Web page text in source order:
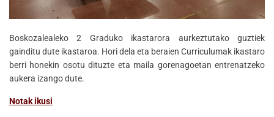
Boskozalealeko 2 Graduko ikastarora aurkeztutako guztiek
gainditu dute ikastaroa. Hori dela eta beraien Curriculumak ikastaro
berri honekin osotu dituzte eta maila gorenagoetan entrenatzeko
aukera izango dute.
Notak ikusi